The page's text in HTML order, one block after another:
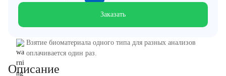
Описание
Заказать
Взятие биоматериала одного типа для разных анализов
оплачивается один раз.